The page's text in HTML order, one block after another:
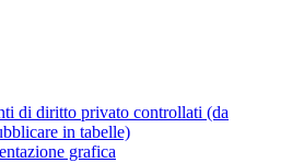
di diritto privato controllati (da
in tabelle)
grafica